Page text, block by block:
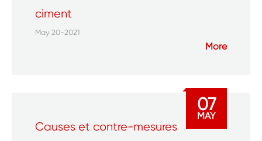
ciment
May 20-2021
More
Causes et contre-mesures
07
MAY